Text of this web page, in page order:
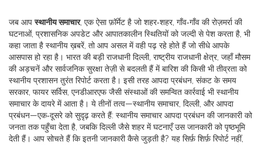
जब आपस्थानीय समाचार, एक ऐसा फ़ॉर्मेट है जो शहर‑शहर, गाँव‑गाँव की रोज़मर्रा की
घटनाओं, प्रशासनिक अपडेट और आपातकालीन स्थितियों को जल्दी से पेश करता है , भी
कहा जाता है स्थानीय ख़बरें, तो आप असल में वही पढ़ रहे होते हैं जो सीधे आपके
आसपास हो रहा है। भारत की बड़ी राजधानीदिल्ली, राष्ट्रीय राजधानी क्षेत्र, जहाँ मौसम
की अड़चनें और सार्वजनिक सुरक्षा तेज़ी से बदलती हैंमें बारिश की किसी भी तीव्रता को
स्थानीय प्रशासन तुरंत रिपोर्ट करता है। इसी तरह आपदा प्रबंधन संकट के समय
सरकार, फायर सर्विस, एनडीआरएफ जैसी संस्थाओं की समन्वित कार्रवाई भी स्थानीय
समाचार के दायरे में आता है। ये तीनों तत्व—स्थानीय समाचार, दिल्ली, और आपदा
प्रबंधन—एक‑दूसरे को सुदृढ़ करते हैं: स्थानीय समाचार आपदा प्रबंधन की जानकारी को
जनता तक पहुँचा देता है, जबकि दिल्ली जैसे शहर में घटनाएँ उस जानकारी को पृष्ठभूमि
देती हैं। आप सोचते हैं कि इतनी जानकारी कैसे जुड़ती है? यह सिर्फ़ शिर्फ़ रिपोर्ट नहीं,